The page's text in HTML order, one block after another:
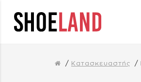
Κατασκευαστής